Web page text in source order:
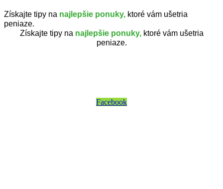
Získajte tipy na najlepšie ponuky, ktoré vám ušetria
peniaze.
Získajte tipy na najlepšie ponuky, ktoré vám ušetria
peniaze.
Facebook